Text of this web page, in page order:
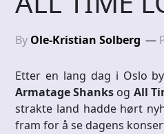
By Ole-Kristian Solberg
Etter en lang dag i Oslo
Armatage Shanks og All
strakte land hadde hørt
fram for å se dagens